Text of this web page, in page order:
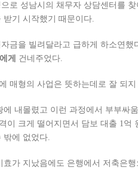
로 성남시의 채무자 상담센터를
받기 시작했기 때문이다.
금을 빌려달라고 급하게 하소연
게 건네주었다.
매형의 사업은 뜻하는데로 잘 되
내몰렸고 이런 과정에서 부부싸
이 크게 떨어지면서 담보 대출 1억
밖에 없었다.
효가 지났음에도 은행에서 저축은